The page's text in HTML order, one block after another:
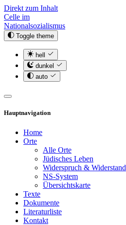
Direkt zum Inhalt
Celle im
Nationalsozialismus
Toggle theme
hell
dunkel
auto
Hauptnavigation
Home
Orte
Alle Orte
Jüdisches Leben
Widerspruch & Widerstand
NS-System
Übersichtskarte
Texte
Dokumente
Literaturliste
Kontakt